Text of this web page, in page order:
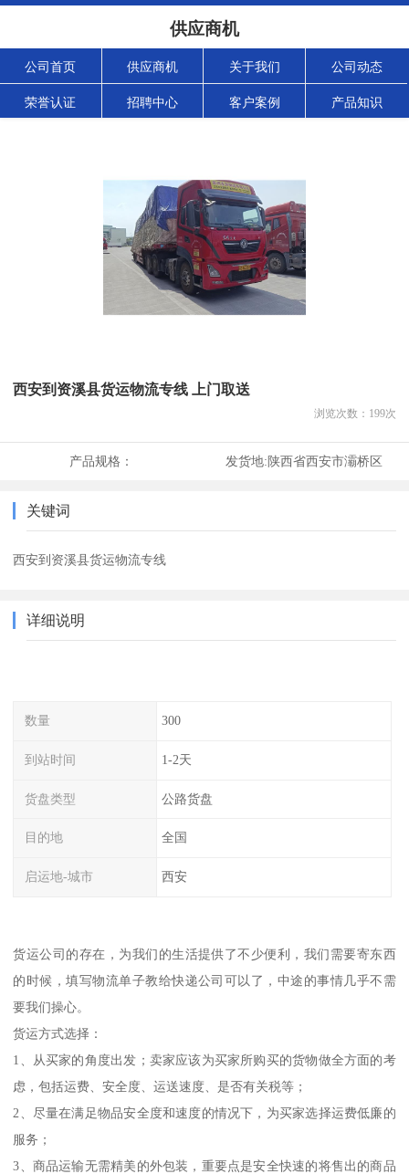
供应商机
公司首页 供应商机 关于我们 公司动态
荣誉认证 招聘中心 客户案例 产品知识
西安到资溪县货运物流专线 上门取送
浏览次数： 199次
产品规格： 发货地:陕西省西安市灞桥区
关键词
西安到资溪县货运物流专线
详细说明
数量 300
到站时间 1-2天
货盘类型 公路货盘
目的地 全国
启运地-城市 西安
货运公司的存在，为我们的生活提供了不少便利，我们需要寄东西
的时候，填写物流单子教给快递公司可以了，中途的事情几乎不需
要我们操心。
货运方式选择：
1、从买家的角度出发；卖家应该为买家所购买的货物做全方面的考
虑，包括运费、安全度、运送速度、是否有关税等；
2、尽量在满足物品安全度和速度的情况下，为买家选择运费低廉的
服务；
3、商品运输无需精美的外包装，重要点是安全快速的将售出的商品